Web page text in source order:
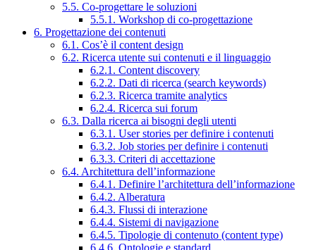
5.5. Co-progettare le soluzioni
5.5.1. Workshop di co-progettazione
6. Progettazione dei contenuti
6.1. Cos’è il content design
6.2. Ricerca utente sui contenuti e il linguaggio
6.2.1. Content discovery
6.2.2. Dati di ricerca (search keywords)
6.2.3. Ricerca tramite analytics
6.2.4. Ricerca sui forum
6.3. Dalla ricerca ai bisogni degli utenti
6.3.1. User stories per definire i contenuti
6.3.2. Job stories per definire i contenuti
6.3.3. Criteri di accettazione
6.4. Architettura dell’informazione
6.4.1. Definire l’architettura dell’informazione
6.4.2. Alberatura
6.4.3. Flussi di interazione
6.4.4. Sistemi di navigazione
6.4.5. Tipologie di contenuto (content type)
6.4.6. Ontologie e standard